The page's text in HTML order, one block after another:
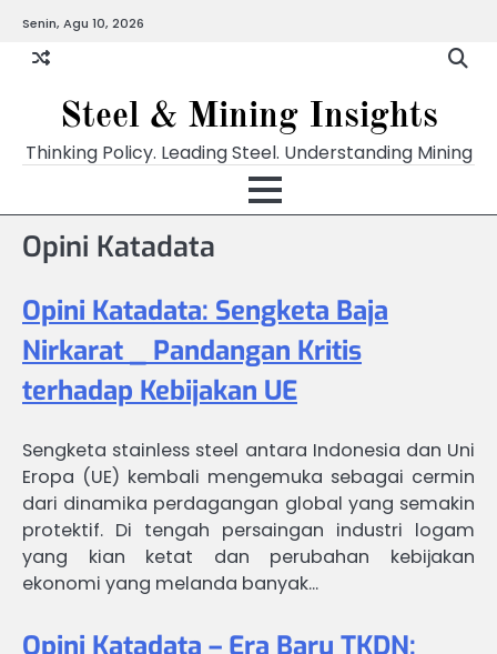
content
Senin, Agu 10, 2026
Steel & Mining Insights
Thinking Policy. Leading Steel. Understanding Mining
Opini Katadata
Opini Katadata: Sengketa Baja
Nirkarat _ Pandangan Kritis
terhadap Kebijakan UE
Sengketa stainless steel antara Indonesia dan Uni
Eropa (UE) kembali mengemuka sebagai cermin
dari dinamika perdagangan global yang semakin
protektif. Di tengah persaingan industri logam
yang kian ketat dan perubahan kebijakan
ekonomi yang melanda banyak…
Opini Katadata – Era Baru TKDN: